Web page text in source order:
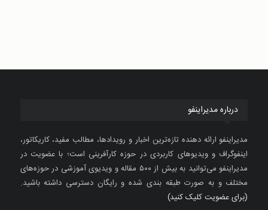
درباره مدیراینفو
مدیراینفو ارائه دهنده تازه‌ترین اخبار و رویدادها، مطالب مفید، کاریکاتور،
اینفوگراف و ویدیوهای کاربردی در حوزه کارآفرینی است؛ با عضویت در
مدیراینفو می‌توانید به بیش از ۵۰۰ مقاله و ویدیوی آموزشی در حوزه‌های
مختلف و به صورت طبقه بندی شده و رایگان دسترسی داشته باشید.
(برای عضویت کلیک کنید)